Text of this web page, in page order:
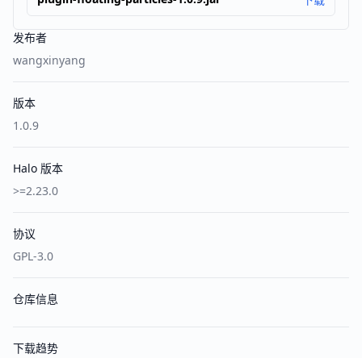
发布者
wangxinyang
版本
1.0.9
Halo 版本
>=2.23.0
协议
GPL-3.0
仓库信息
下载趋势